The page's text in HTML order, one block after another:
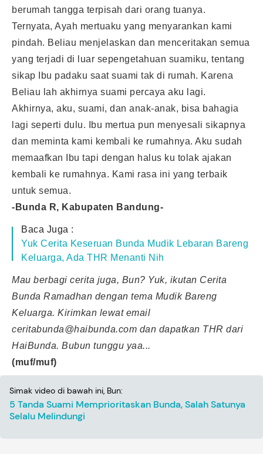
berumah tangga terpisah dari orang tuanya.
Ternyata, Ayah mertuaku yang menyarankan kami
pindah. Beliau menjelaskan dan menceritakan semua
yang terjadi di luar sepengetahuan suamiku, tentang
sikap Ibu padaku saat suami tak di rumah. Karena
Beliau lah akhirnya suami percaya aku lagi.
Akhirnya, aku, suami, dan anak-anak, bisa bahagia
lagi seperti dulu. Ibu mertua pun menyesali sikapnya
dan meminta kami kembali ke rumahnya. Aku sudah
memaafkan Ibu tapi dengan halus ku tolak ajakan
kembali ke rumahnya. Kami rasa ini yang terbaik
untuk semua.
-Bunda R, Kabupaten Bandung-
Baca Juga :
Yuk Cerita Keseruan Bunda Mudik Lebaran Bareng
Keluarga, Ada THR Menanti Nih
Mau berbagi cerita juga, Bun? Yuk, ikutan Cerita
Bunda Ramadhan dengan tema Mudik Bareng
Keluarga. Kirimkan lewat email
ceritabunda@haibunda.com dan dapatkan THR dari
HaiBunda. Bubun tunggu yaa...
(muf/muf)
Simak video di bawah ini, Bun:
5 Tanda Suami Memprioritaskan Bunda, Salah Satunya
Selalu Melindungi